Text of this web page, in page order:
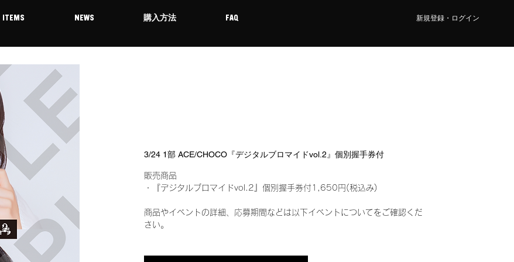
ITEMS NEWS 購入方法 FAQ 新規登録・ログイン
3/24 1部 ACE/CHOCO『デジタルブロマイドvol.2』個別握手券付
販売商品
・『デジタルブロマイドvol.2』個別握手券付1,650円(税込み)
商品やイベントの詳細、応募期間などは以下イベントについてをご確認くだ
さい。